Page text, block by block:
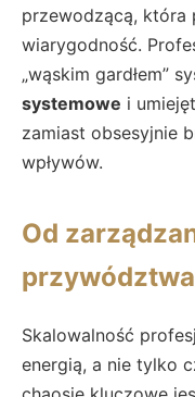
przewodzącą, która
wiarygodność.
„wąskim gardłem”
systemowe i
zamiast obsesyjnie
wpływów.
Od
Skalowalność
energią, a nie tylko